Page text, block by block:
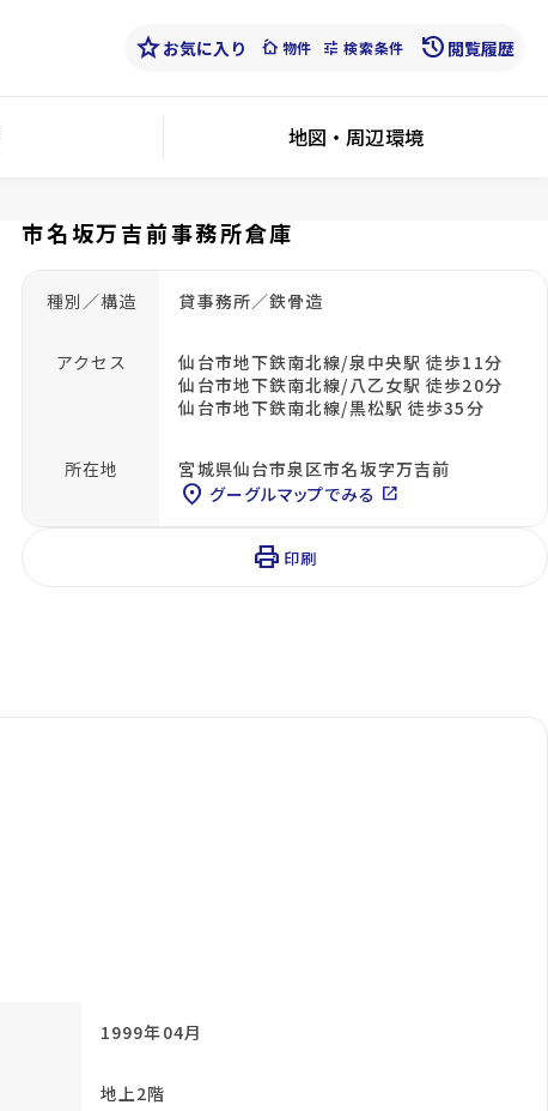
starお気に入り cottage物件 tune 検索条件 history 閲覧履歴
地図・周辺環境
市名坂万吉前事務所倉庫
種別／構造 貸事務所／鉄骨造
アクセス
仙台市地下鉄南北線/泉中央駅 徒歩11分
仙台市地下鉄南北線/八乙女駅 徒歩20分
仙台市地下鉄南北線/黒松駅 徒歩35分
所在地 宮城県仙台市泉区市名坂字万吉前
location_on グーグルマップでみる open_in_new
print 印刷
1999年04月
地上2階